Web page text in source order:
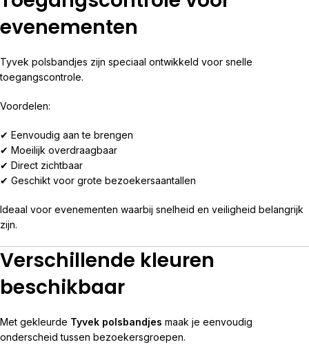
evenementen
Tyvek polsbandjes zijn speciaal ontwikkeld voor snelle
toegangscontrole.
Voordelen:
✔ Eenvoudig aan te brengen
✔ Moeilijk overdraagbaar
✔ Direct zichtbaar
✔ Geschikt voor grote bezoekersaantallen
Ideaal voor evenementen waarbij snelheid en veiligheid belangrijk
zijn.
Verschillende kleuren
beschikbaar
Met gekleurde Tyvek polsbandjes maak je eenvoudig
onderscheid tussen bezoekersgroepen.